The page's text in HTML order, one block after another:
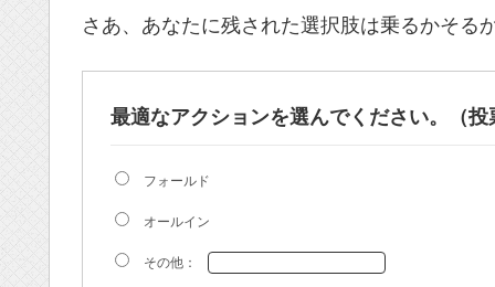
さあ、あなたに残された選択肢は乗るかそる
最適なアクションを選んでください。（
フォールド
オールイン
その他：